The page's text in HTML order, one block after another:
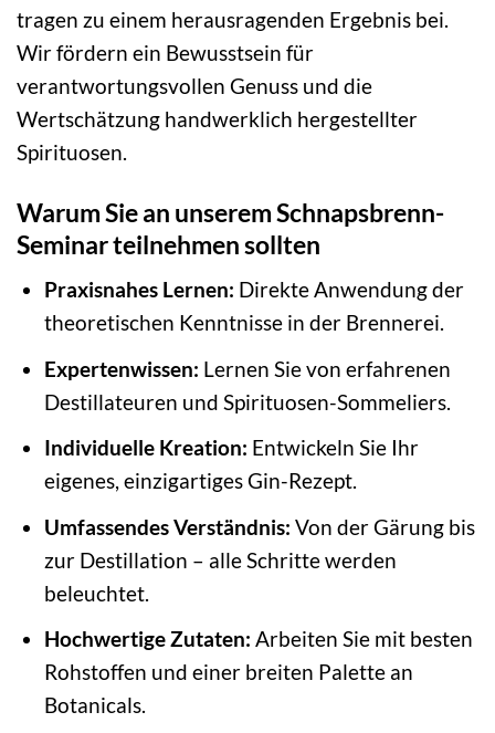
tragen zu einem herausragenden Ergebnis bei.
Wir fördern ein Bewusstsein für
verantwortungsvollen Genuss und die
Wertschätzung handwerklich hergestellter
Spirituosen.
Warum Sie an unserem Schnapsbrenn-
Seminar teilnehmen sollten
Praxisnahes Lernen: Direkte Anwendung der
theoretischen Kenntnisse in der Brennerei.
Expertenwissen: Lernen Sie von erfahrenen
Destillateuren und Spirituosen-Sommeliers.
Individuelle Kreation: Entwickeln Sie Ihr
eigenes, einzigartiges Gin-Rezept.
Umfassendes Verständnis: Von der Gärung bis
zur Destillation – alle Schritte werden
beleuchtet.
Hochwertige Zutaten: Arbeiten Sie mit besten
Rohstoffen und einer breiten Palette an
Botanicals.